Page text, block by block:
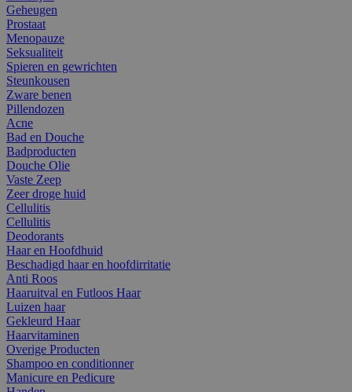
Geheugen
Prostaat
Menopauze
Seksualiteit
Spieren en gewrichten
Steunkousen
Zware benen
Pillendozen
Acne
Bad en Douche
Badproducten
Douche Olie
Vaste Zeep
Zeer droge huid
Cellulitis
Cellulitis
Deodorants
Haar en Hoofdhuid
Beschadigd haar en hoofdirritatie
Anti Roos
Haaruitval en Futloos Haar
Luizen haar
Gekleurd Haar
Haarvitaminen
Overige Producten
Shampoo en conditionner
Manicure en Pedicure